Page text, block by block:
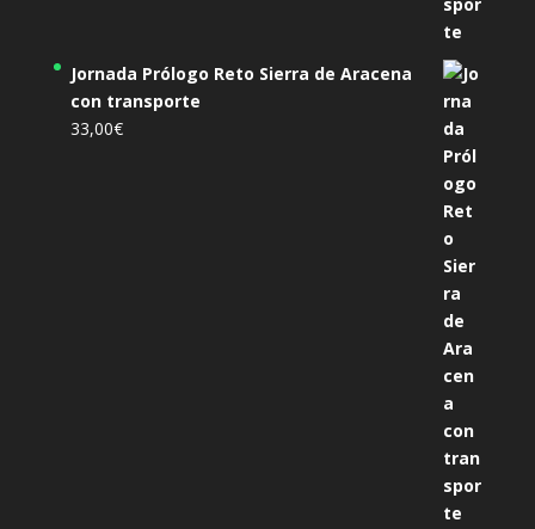
Jornada Prólogo Reto Sierra de Aracena
con transporte
33,00€